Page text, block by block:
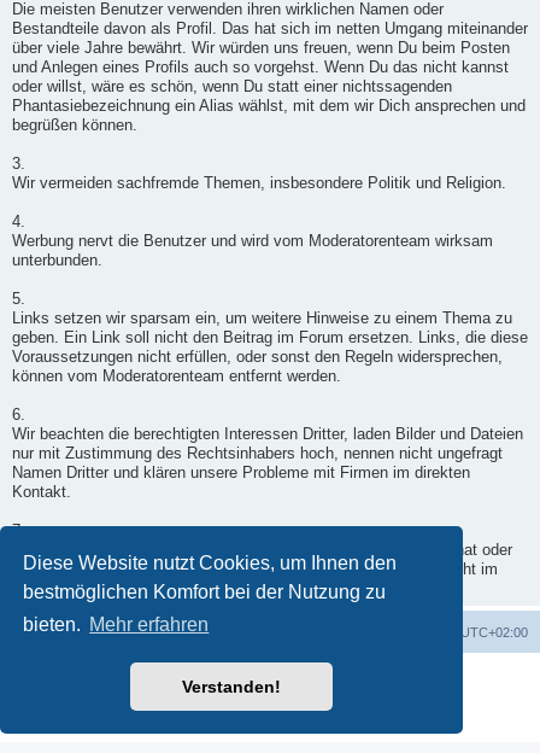
Diese Website nutzt Cookies, um Ihnen den
bestmöglichen Komfort bei der Nutzung zu
bieten. Mehr erfahren
Verstanden!
Die meisten Benutzer verwenden ihren wirklichen Namen oder
Bestandteile davon als Profil. Das hat sich im netten Umgang miteinander
über viele Jahre bewährt. Wir würden uns freuen, wenn Du beim Posten
und Anlegen eines Profils auch so vorgehst. Wenn Du das nicht kannst
oder willst, wäre es schön, wenn Du statt einer nichtssagenden
Phantasiebezeichnung ein Alias wählst, mit dem wir Dich ansprechen und
begrüßen können.
3.
Wir vermeiden sachfremde Themen, insbesondere Politik und Religion.
4.
Werbung nervt die Benutzer und wird vom Moderatorenteam wirksam
unterbunden.
5.
Links setzen wir sparsam ein, um weitere Hinweise zu einem Thema zu
geben. Ein Link soll nicht den Beitrag im Forum ersetzen. Links, die diese
Voraussetzungen nicht erfüllen, oder sonst den Regeln widersprechen,
können vom Moderatorenteam entfernt werden.
6.
Wir beachten die berechtigten Interessen Dritter, laden Bilder und Dateien
nur mit Zustimmung des Rechtsinhabers hoch, nennen nicht ungefragt
Namen Dritter und klären unsere Probleme mit Firmen im direkten
Kontakt.
7.
Wenn ein Moderator doch einmal in Deinen Beitrag eingegriffen hat oder
er nicht freigegeben wurde, wende Dich per Kontaktformular - nicht im
Forum - an einen Moderator.
Foren-Übersicht UTC+02:00
Deutsche Übersetzung durch